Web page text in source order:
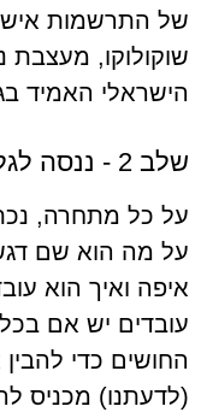
של התרשמות
שוקולוקו, מעצבת
הישראלי האמיד בגילאי
שלב 2 - ננסה לגלות מה המתחרה עושה
על כל מתחרה,
על מה הוא שם דגש
איפה ואיך הוא
עובדים יש אם
החושים כדי
(לדעתנו) מכניס